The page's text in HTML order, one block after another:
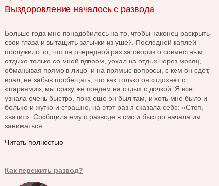
Выздоровление началось с развода
Больше года мне понадобилось на то, чтобы наконец раскрыть
свои глаза и вытащить затычки из ушей. Последней каплей
послужило то, что он очередной раз заговорив о совместным
отдыхе только со мной вдвоем, уехал на отдых через месяц,
обманывая прямо в лицо, и на прямые вопросы, с кем он едет,
врал, не забыв пообещать, что как только он отдохнет с
«парнями», мы сразу же поедем на отдых с дочкой. Я все
узнала очень быстро, пока еще он был там, и хоть мне было и
больно и жутко и страшно, на этот раз я сказала себе: «Стоп,
хватит». Сообщила ему о разводе в смс и быстро начала им
заниматься.
Читать полностью
Как пережить развод?